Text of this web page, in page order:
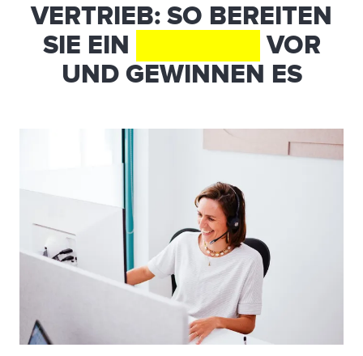
VERTRIEB: SO BEREITEN
SIE EIN
VOR
UND GEWINNEN ES